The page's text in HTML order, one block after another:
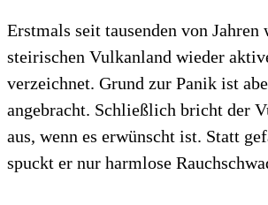
Erstmals seit tausenden von Jahren
steirischen Vulkanland wieder
verzeichnet. Grund zur Panik ist
angebracht. Schließlich bricht der
aus, wenn es erwünscht ist. Statt
spuckt er nur harmlose